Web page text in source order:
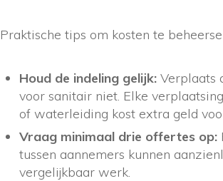
Praktische tips om kosten te
Houd de indeling gelijk: Verplaats
voor sanitair niet. Elke
of waterleiding kost extra geld
Vraag minimaal drie offertes op:
tussen aannemers kunnen
vergelijkbaar werk.